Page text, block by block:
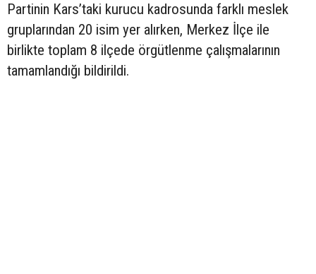
Partinin Kars’taki kurucu kadrosunda farklı meslek
gruplarından 20 isim yer alırken, Merkez İlçe ile
birlikte toplam 8 ilçede örgütlenme çalışmalarının
tamamlandığı bildirildi.